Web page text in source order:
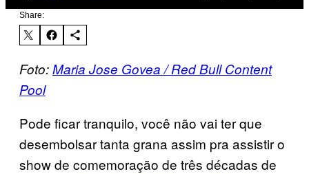
Share:
Foto:Maria Jose Govea / Red Bull Content
Pool
Pode ficar tranquilo, você não vai ter que
desembolsar tanta grana assim pra assistir o
show de comemoração de três décadas de